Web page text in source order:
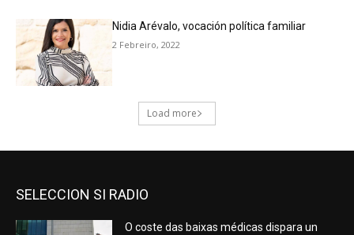
SELECCION SI RADIO
O coste das baixas médicas dispara un